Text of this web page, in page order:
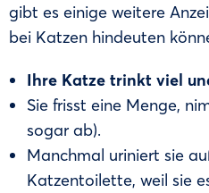
gibt es einige weitere
bei Katzen hindeuten
Ihre Katze trinkt viel
Sie frisst eine Menge,
sogar ab).
Manchmal uriniert sie
Katzentoilette, weil sie